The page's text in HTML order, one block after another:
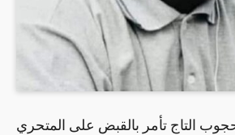
التاج تأمر بالقبض على المتحري